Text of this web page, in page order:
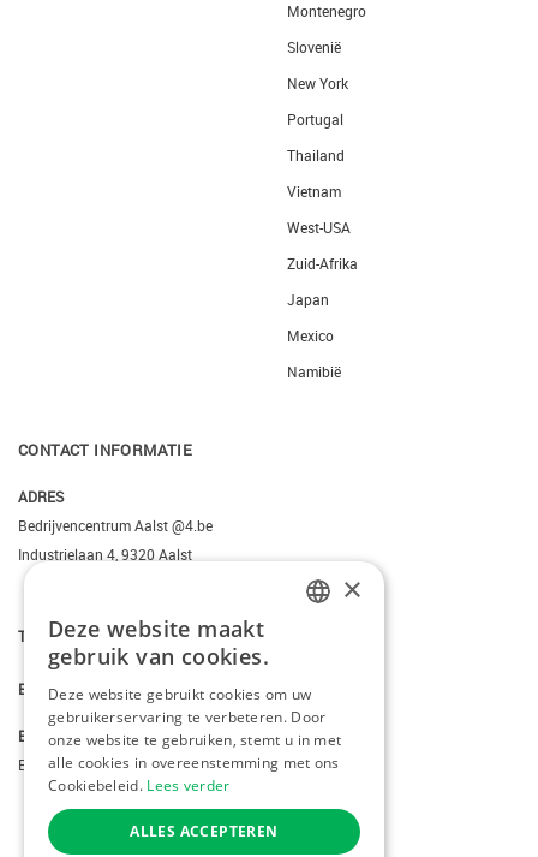
Montenegro
Slovenië
New York
Portugal
Thailand
Vietnam
West-USA
Zuid-Afrika
Japan
Mexico
Namibië
CONTACT INFORMATIE
ADRES
Bedrijvencentrum Aalst @4.be
Industrielaan 4, 9320 Aalst
T. +3223095206
E. info@kiddotravel.be
BTW
BE 0685795740
ENGLISH
×
Deze website maakt
gebruik van cookies.
Deze website gebruikt cookies om uw
gebruikerservaring te verbeteren. Door
onze website te gebruiken, stemt u in met
alle cookies in overeenstemming met ons
Cookiebeleid. Lees verder
ALLES ACCEPTEREN